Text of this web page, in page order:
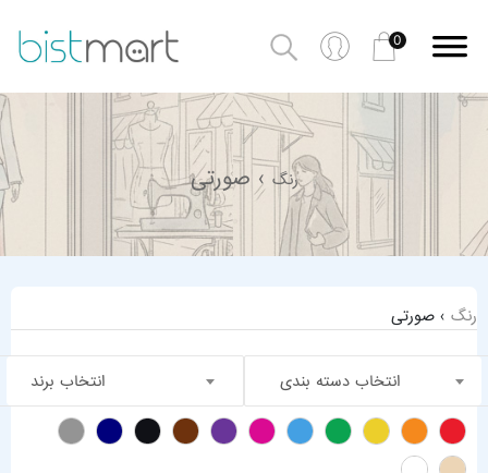
0
رنگ › صورتی
رنگ › صورتی
انتخاب دسته بندی انتخاب برند